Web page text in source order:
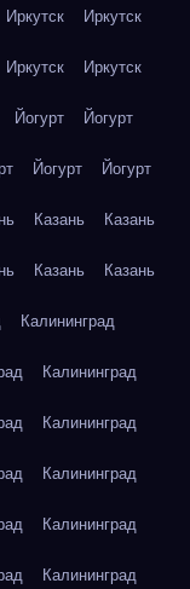
Иркутск Иркутск
Иркутск Иркутск
Йогурт Йогурт
Йогурт Йогурт
Казань Казань
Казань Казань
Калининград
Калининград
Калининград
Калининград
Калининград
Калининград